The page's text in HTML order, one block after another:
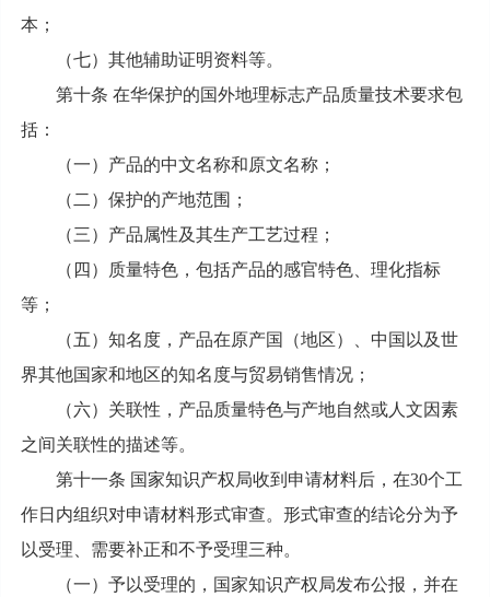
本；
（七）其他辅助证明资料等。
第十条 在华保护的国外地理标志产品质量技术要求包
括：
（一）产品的中文名称和原文名称；
（二）保护的产地范围；
（三）产品属性及其生产工艺过程；
（四）质量特色，包括产品的感官特色、理化指标
等；
（五）知名度，产品在原产国（地区）、中国以及世
界其他国家和地区的知名度与贸易销售情况；
（六）关联性，产品质量特色与产地自然或人文因素
之间关联性的描述等。
第十一条 国家知识产权局收到申请材料后，在30个工
作日内组织对申请材料形式审查。形式审查的结论分为予
以受理、需要补正和不予受理三种。
（一）予以受理的，国家知识产权局发布公报，并在